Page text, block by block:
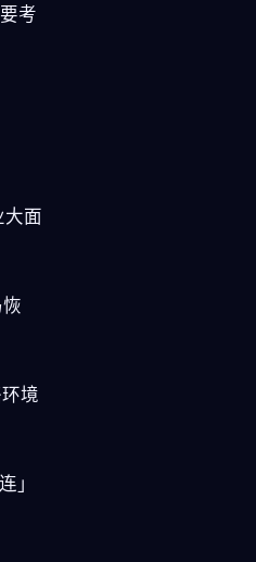
考
面
境
」